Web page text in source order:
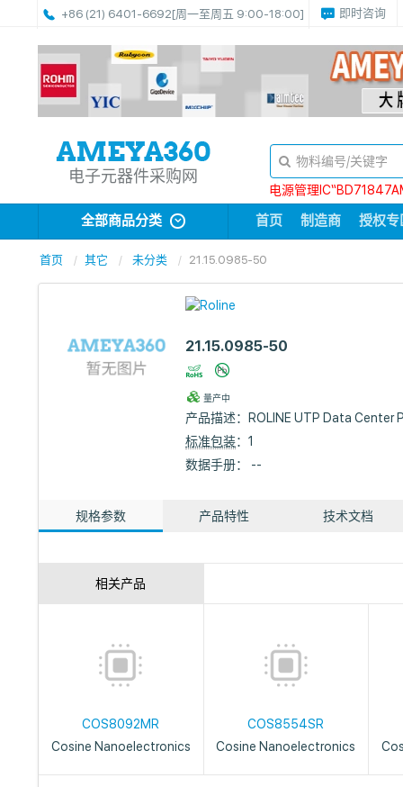
+86 (21) 6401-6692[周一至周五 9:00-18:00] 即时咨询
电子元器件采购网
电源管理
全部商品分类 首页 制造商 授权专
首页 其它 未分类 21.15.0985-50
21.15.0985-50
量产中
产品描述：
ROLINE UTP Data Center
标准包装：1
数据手册： --
规格参数 产品特性 技术文档
相关产品
COS8092MR
Cosine Nanoelectronics
COS8554SR
Cosine Nanoelectronics